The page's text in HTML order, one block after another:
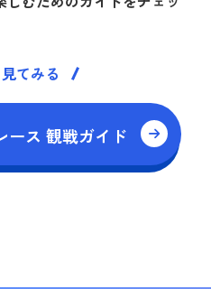
てみる
ース 観戦ガイド